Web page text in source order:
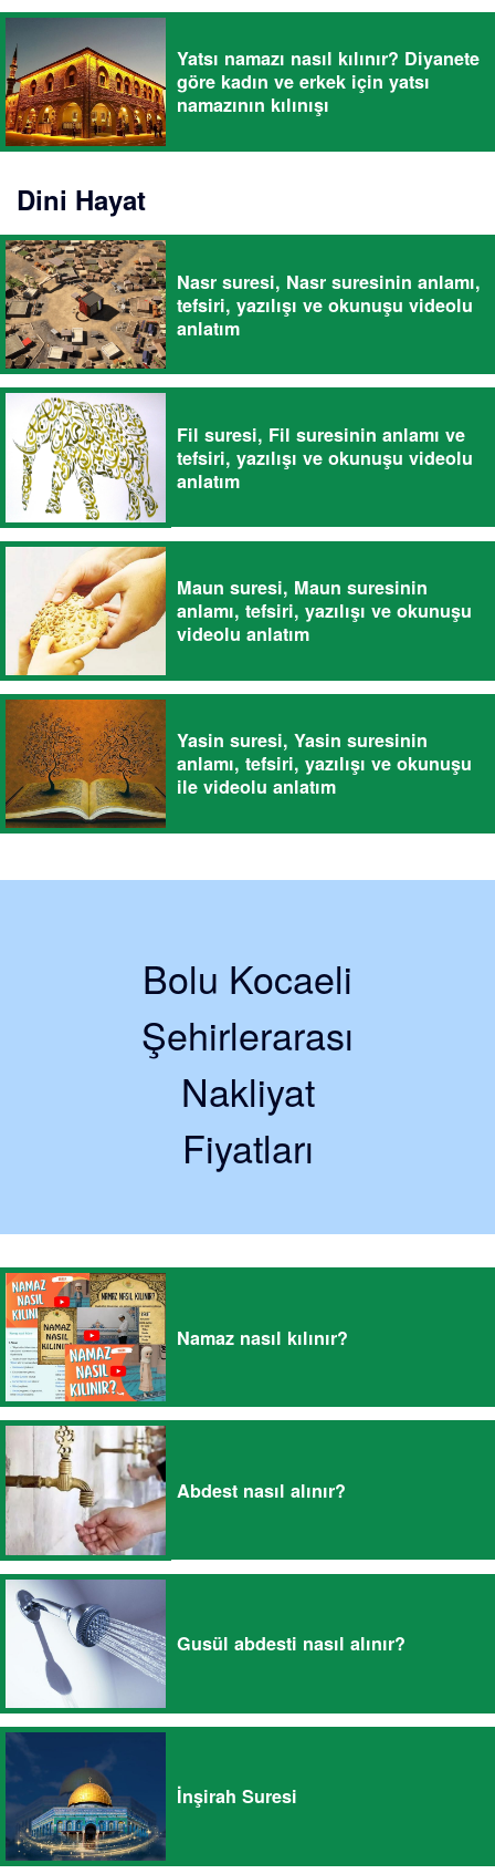
Yatsı namazı nasıl kılınır? Diyanete
göre kadın ve erkek için yatsı
namazının kılınışı
Dini Hayat
Nasr suresi, Nasr suresinin anlamı,
tefsiri, yazılışı ve okunuşu videolu
anlatım
Fil suresi, Fil suresinin anlamı ve
tefsiri, yazılışı ve okunuşu videolu
anlatım
Maun suresi, Maun suresinin
anlamı, tefsiri, yazılışı ve okunuşu
videolu anlatım
Yasin suresi, Yasin suresinin
anlamı, tefsiri, yazılışı ve okunuşu
ile videolu anlatım
Bolu Kocaeli
Şehirlerarası
Nakliyat
Fiyatları
Namaz nasıl kılınır?
Abdest nasıl alınır?
Gusül abdesti nasıl alınır?
İnşirah Suresi